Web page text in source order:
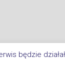
Kasprowicza W
będzie